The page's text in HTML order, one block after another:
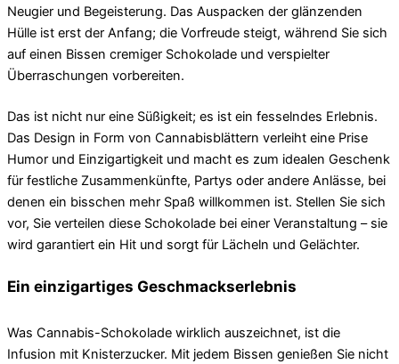
Neugier und Begeisterung. Das Auspacken der glänzenden
Hülle ist erst der Anfang; die Vorfreude steigt, während Sie sich
auf einen Bissen cremiger Schokolade und verspielter
Überraschungen vorbereiten.
Das ist nicht nur eine Süßigkeit; es ist ein fesselndes Erlebnis.
Das Design in Form von Cannabisblättern verleiht eine Prise
Humor und Einzigartigkeit und macht es zum idealen Geschenk
für festliche Zusammenkünfte, Partys oder andere Anlässe, bei
denen ein bisschen mehr Spaß willkommen ist. Stellen Sie sich
vor, Sie verteilen diese Schokolade bei einer Veranstaltung – sie
wird garantiert ein Hit und sorgt für Lächeln und Gelächter.
Ein einzigartiges Geschmackserlebnis
Was Cannabis-Schokolade wirklich auszeichnet, ist die
Infusion mit Knisterzucker. Mit jedem Bissen genießen Sie nicht